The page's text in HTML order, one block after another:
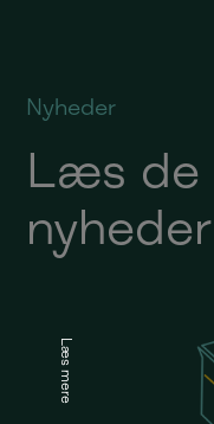
Nyheder
Læs de
Læs mere